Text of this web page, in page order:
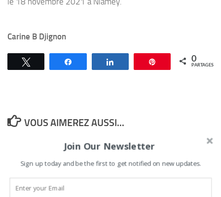
Carine B Djignon
Épingle 0
PARTAGES
VOUS AIMEREZ AUSSI...
Bénin : une femme aide
de camp aux côtés du
président, Elvire Toupé
marque un tournant
Join Our Newsletter
Sign up today and be the first to get notified on new updates.